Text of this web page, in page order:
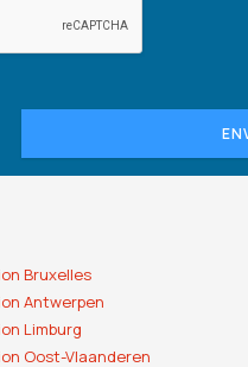
Bruxelles
Antwerpen
Limburg
Oost-Vlaanderen